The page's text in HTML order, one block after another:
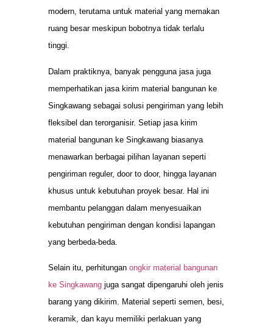
modern, terutama untuk material yang memakan
ruang besar meskipun bobotnya tidak terlalu
tinggi.
Dalam praktiknya, banyak pengguna jasa juga
memperhatikan jasa kirim material bangunan ke
Singkawang sebagai solusi pengiriman yang lebih
fleksibel dan terorganisir. Setiap jasa kirim
material bangunan ke Singkawang biasanya
menawarkan berbagai pilihan layanan seperti
pengiriman reguler, door to door, hingga layanan
khusus untuk kebutuhan proyek besar. Hal ini
membantu pelanggan dalam menyesuaikan
kebutuhan pengiriman dengan kondisi lapangan
yang berbeda-beda.
Selain itu, perhitungan ongkir material bangunan
ke Singkawang juga sangat dipengaruhi oleh jenis
barang yang dikirim. Material seperti semen, besi,
keramik, dan kayu memiliki perlakuan yang